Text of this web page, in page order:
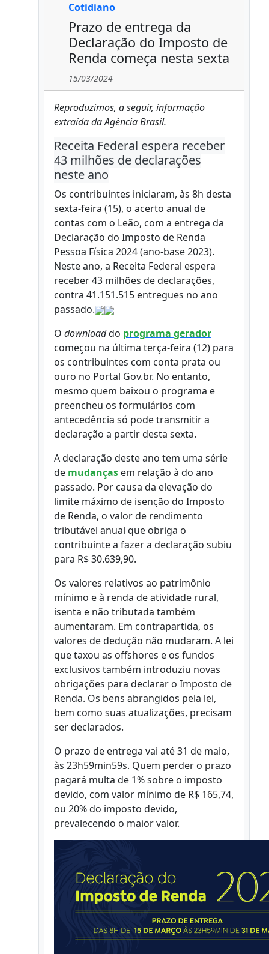
Cotidiano
Prazo de entrega da
Declaração do Imposto de
Renda começa nesta sexta
15/03/2024
Reproduzimos, a seguir, informação
extraída da Agência Brasil.
Receita Federal espera receber
43 milhões de declarações
neste ano
Os contribuintes iniciaram, às 8h desta
sexta-feira (15), o acerto anual de
contas com o Leão, com a entrega da
Declaração do Imposto de Renda
Pessoa Física 2024 (ano-base 2023).
Neste ano, a Receita Federal espera
receber 43 milhões de declarações,
contra 41.151.515 entregues no ano
passado.
O downloaddo programa gerador
começou na última terça-feira (12) para
os contribuintes com conta prata ou
ouro no Portal Gov.br. No entanto,
mesmo quem baixou o programa e
preencheu os formulários com
antecedência só pode transmitir a
declaração a partir desta sexta.
A declaração deste ano tem uma série
de mudanças em relação à do ano
passado. Por causa da elevação do
limite máximo de isenção do Imposto
de Renda, o valor de rendimento
tributável anual que obriga o
contribuinte a fazer a declaração subiu
para R$ 30.639,90.
Os valores relativos ao patrimônio
mínimo e à renda de atividade rural,
isenta e não tributada também
aumentaram. Em contrapartida, os
valores de dedução não mudaram. A lei
que taxou as offshores e os fundos
exclusivos também introduziu novas
obrigações para declarar o Imposto de
Renda. Os bens abrangidos pela lei,
bem como suas atualizações, precisam
ser declarados.
O prazo de entrega vai até 31 de maio,
às 23h59min59s. Quem perder o prazo
pagará multa de 1% sobre o imposto
devido, com valor mínimo de R$ 165,74,
ou 20% do imposto devido,
prevalecendo o maior valor.